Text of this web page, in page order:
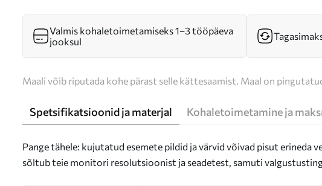
Valmis kohaletoimetamiseks 1–3 tööpäeva
jooksul
Maali võib riputada kohe pärast selle kättesaamist. Maal on
Spetsifikatsioonid ja materjal Kohaletoimetamine ja
Pange tähele: kujutatud esemete pildid ja värvid võivad pisut erineda
sõltub teie monitori resolutsioonist ja seadetest, samuti